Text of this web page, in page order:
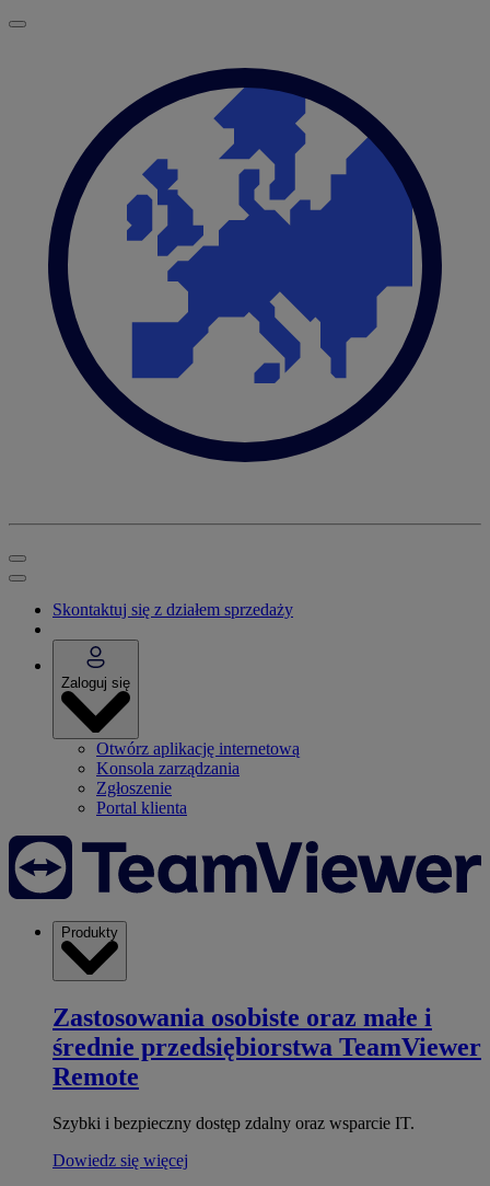
Skontaktuj się z działem sprzedaży
Zaloguj się
Otwórz aplikację internetową
Konsola zarządzania
Zgłoszenie
Portal klienta
Produkty
Zastosowania osobiste oraz małe i
średnie przedsiębiorstwa TeamViewer
Remote
Szybki i bezpieczny dostęp zdalny oraz wsparcie IT.
Dowiedz się więcej